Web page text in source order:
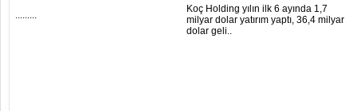
.........
Koç Holding yılın ilk 6 ayında 1,7
milyar dolar yatırım yaptı, 36,4 milyar
dolar geli..